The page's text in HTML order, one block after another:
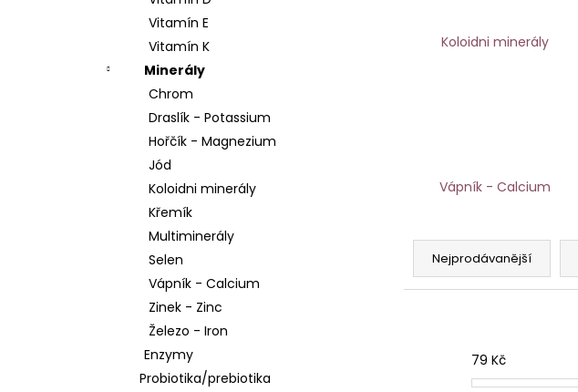
Vitamín E
Vitamín K
Minerály
Chrom
Draslík - Potassium
Hořčík - Magnezium
Jód
Koloidni minerály
Křemík
Multiminerály
Selen
Vápník - Calcium
Zinek - Zinc
Železo - Iron
Enzymy
Probiotika/prebiotika
Koloidni minerály
Vápník - Calcium
Ř
z
Nejprodávanější
79 Kč